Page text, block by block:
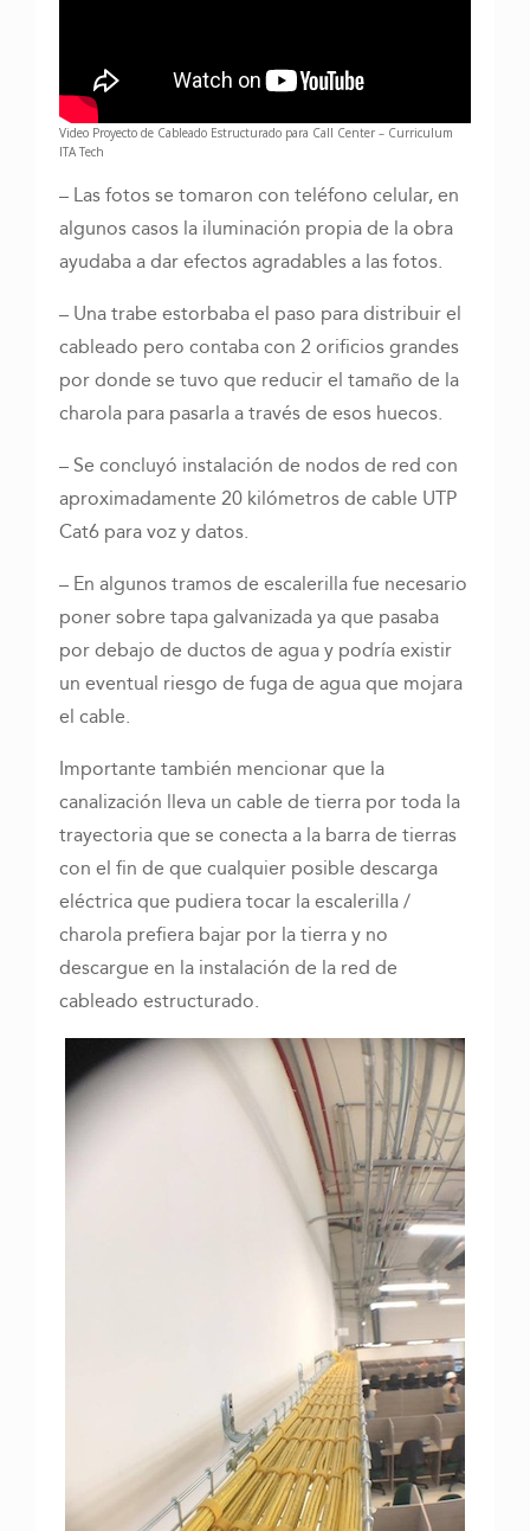
Video Proyecto de Cableado Estructurado para Call Center – Curriculum
ITA Tech
– Las fotos se tomaron con teléfono celular, en
algunos casos la iluminación propia de la obra
ayudaba a dar efectos agradables a las fotos.
– Una trabe estorbaba el paso para distribuir el
cableado pero contaba con 2 orificios grandes
por donde se tuvo que reducir el tamaño de la
charola para pasarla a través de esos huecos.
– Se concluyó instalación de nodos de red con
aproximadamente 20 kilómetros de cable UTP
Cat6 para voz y datos.
– En algunos tramos de escalerilla fue necesario
poner sobre tapa galvanizada ya que pasaba
por debajo de ductos de agua y podría existir
un eventual riesgo de fuga de agua que mojara
el cable.
Importante también mencionar que la
canalización lleva un cable de tierra por toda la
trayectoria que se conecta a la barra de tierras
con el fin de que cualquier posible descarga
eléctrica que pudiera tocar la escalerilla /
charola prefiera bajar por la tierra y no
descargue en la instalación de la red de
cableado estructurado.